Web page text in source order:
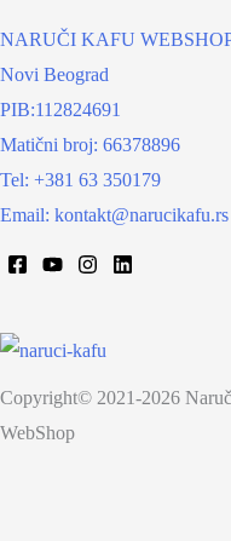
NARUČI KAFU
Novi Beograd
PIB:112824691
Matični broj: 66378896
Tel: +381 63 350179
Email: kontakt@narucikafu.rs
Copyright© 2021-2026
WebShop